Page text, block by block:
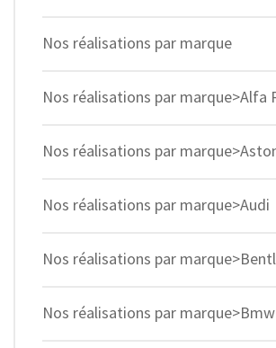
Nos réalisations par marque
Nos réalisations par marque>Alfa
Nos réalisations par
Nos réalisations par marque>Audi
Nos réalisations par
Nos réalisations par marque>Bmw